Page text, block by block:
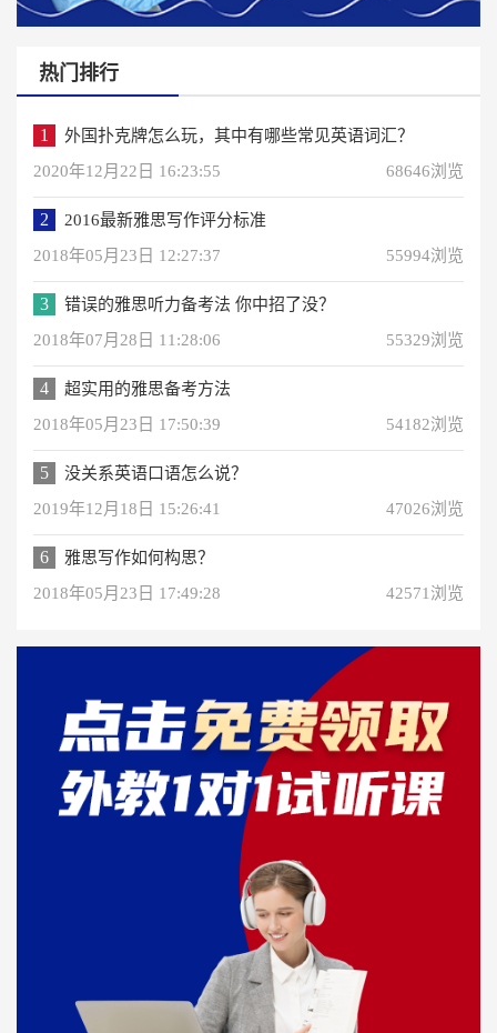
热门排行
1
外国扑克牌怎么玩，其中有哪些常见英语词汇？
2020年12月22日 16:23:55
68646浏览
2
2016最新雅思写作评分标准
2018年05月23日 12:27:37
55994浏览
3
错误的雅思听力备考法 你中招了没？
2018年07月28日 11:28:06
55329浏览
4
超实用的雅思备考方法
2018年05月23日 17:50:39
54182浏览
5
没关系英语口语怎么说？
2019年12月18日 15:26:41
47026浏览
6
雅思写作如何构思？
2018年05月23日 17:49:28
42571浏览